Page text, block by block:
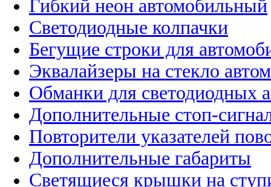
Гибкий неон автомобильный
Светодиодные колпачки
Бегущие строки для
Эквалайзеры на стекло
Обманки для светодиодных
Дополнительные стоп-
Повторители указателей
Дополнительные габариты
Светящиеся крышки на